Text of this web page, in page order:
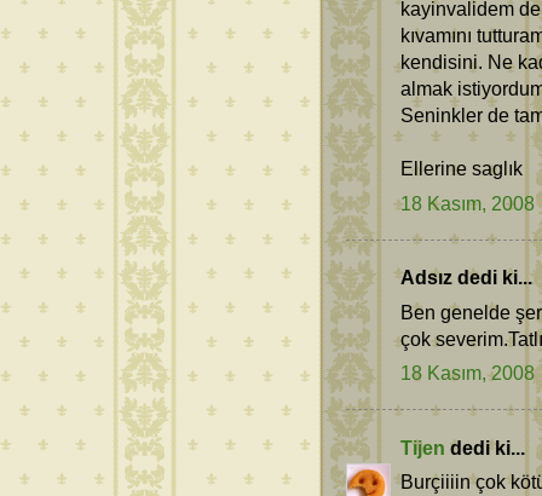
kayinvalidem
kıvamını
kendisini. Ne
almak
Seninkler de
Ellerine saglık
18 Kasım, 2008
Adsız dedi ki...
Ben genelde
çok
18 Kasım, 2008
Tijen dedi ki...
Burçiiiin çok